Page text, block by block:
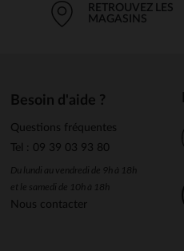
RETROUVEZ LES
MAGASINS
Besoin d'aide ?
Questions fréquentes
Tel : 09 39 03 93 80
Du lundi au vendredi de 9h à 18h
et le samedi de 10h à 18h
Nous contacter